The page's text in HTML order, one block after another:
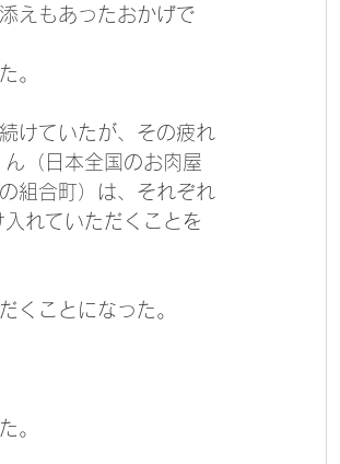
えもあったおかげで
。
けていたが、その疲れ
（日本全国のお肉屋
組合町）は、それぞれ
れていただくことを
くことになった。
。